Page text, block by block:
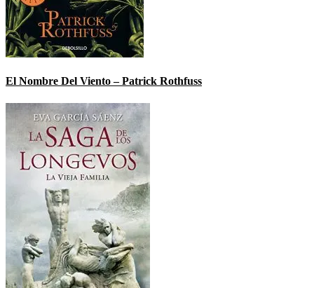
El Nombre Del Viento – Patrick Rothfuss